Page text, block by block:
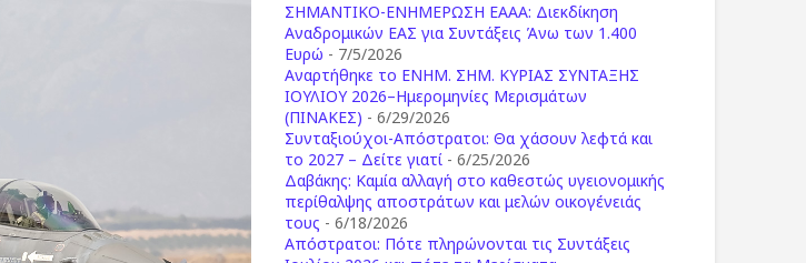
ΣΗΜΑΝΤΙΚΟ-ΕΝΗΜΕΡΩΣΗ ΕΑΑΑ: Διεκδίκηση
Αναδρομικών ΕΑΣ για Συντάξεις Άνω των 1.400
Ευρώ - 7/5/2026
Aναρτήθηκε το ENHM. ΣΗΜ. ΚΥΡΙΑΣ ΣΥΝΤΑΞΗΣ
ΙΟΥΛΙΟΥ 2026–Ημερομηνίες Μερισμάτων
(ΠΙΝΑΚΕΣ) - 6/29/2026
Συνταξιούχοι-Απόστρατοι: Θα χάσουν λεφτά και
το 2027 – Δείτε γιατί - 6/25/2026
Δαβάκης: Καμία αλλαγή στο καθεστώς υγειονομικής
περίθαλψης αποστράτων και μελών οικογένειάς
τους - 6/18/2026
Aπόστρατοι: Πότε πληρώνονται τις Συντάξεις